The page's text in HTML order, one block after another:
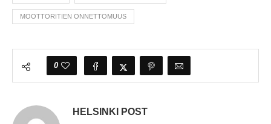
MOOTTORITIEN ONNETTOMUUS
0
HELSINKI POST